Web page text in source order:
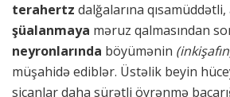
terahertz dalğalarına qısamüddətli,
şüalanmaya məruz qalmasından
neyronlarında böyümənin
müşahidə ediblər. Üstəlik beyin
siçanlar daha sürətli öyrənmə